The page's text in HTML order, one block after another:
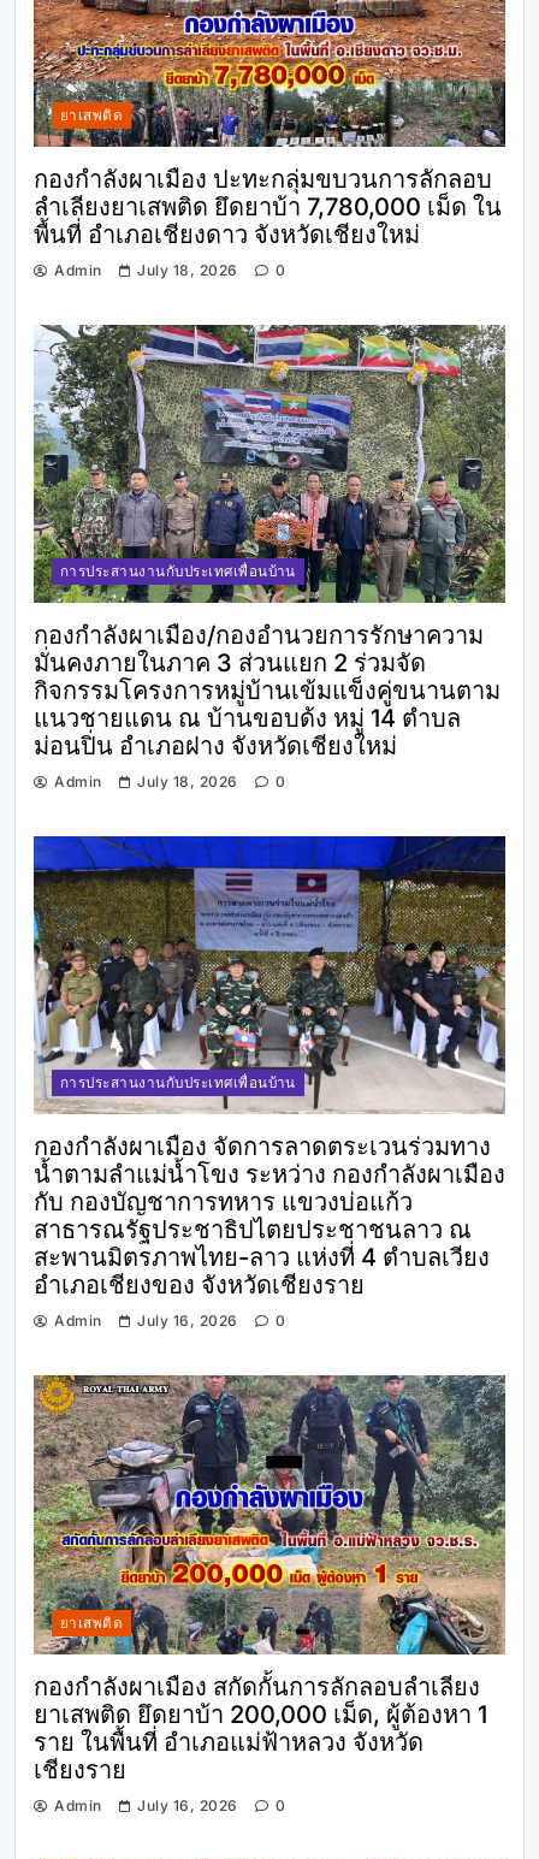
ยาเสพติด
กองกำลังผาเมือง ปะทะกลุ่มขบวนการลักลอบ
ลำเลียงยาเสพติด ยึดยาบ้า 7,780,000 เม็ด ใน
พื้นที่ อำเภอเชียงดาว จังหวัดเชียงใหม่
Admin July 18, 2026 0
การประสานงานกับประเทศเพื่อนบ้าน
กองกำลังผาเมือง/กองอำนวยการรักษาความ
มั่นคงภายในภาค 3 ส่วนแยก 2 ร่วมจัด
กิจกรรมโครงการหมู่บ้านเข้มแข็งคู่ขนานตาม
แนวชายแดน ณ บ้านขอบด้ง หมู่ 14 ตำบล
ม่อนปิ่น อำเภอฝาง จังหวัดเชียงใหม่
Admin July 18, 2026 0
การประสานงานกับประเทศเพื่อนบ้าน
กองกำลังผาเมือง จัดการลาดตระเวนร่วมทาง
น้ำตามลำแม่น้ำโขง ระหว่าง กองกำลังผาเมือง
กับ กองบัญชาการทหาร แขวงบ่อแก้ว
สาธารณรัฐประชาธิปไตยประชาชนลาว ณ
สะพานมิตรภาพไทย-ลาว แห่งที่ 4 ตำบลเวียง
อำเภอเชียงของ จังหวัดเชียงราย
Admin July 16, 2026 0
ยาเสพติด
กองกำลังผาเมือง สกัดกั้นการลักลอบลำเลียง
ยาเสพติด ยึดยาบ้า 200,000 เม็ด, ผู้ต้องหา 1
ราย ในพื้นที่ อำเภอแม่ฟ้าหลวง จังหวัด
เชียงราย
Admin July 16, 2026 0